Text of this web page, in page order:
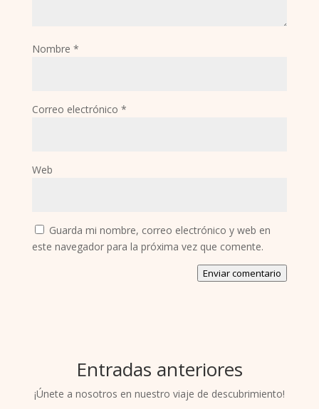
Nombre *
Correo electrónico *
Web
Guarda mi nombre, correo electrónico y web en
este navegador para la próxima vez que comente.
Enviar comentario
Entradas anteriores
¡Únete a nosotros en nuestro viaje de descubrimiento!